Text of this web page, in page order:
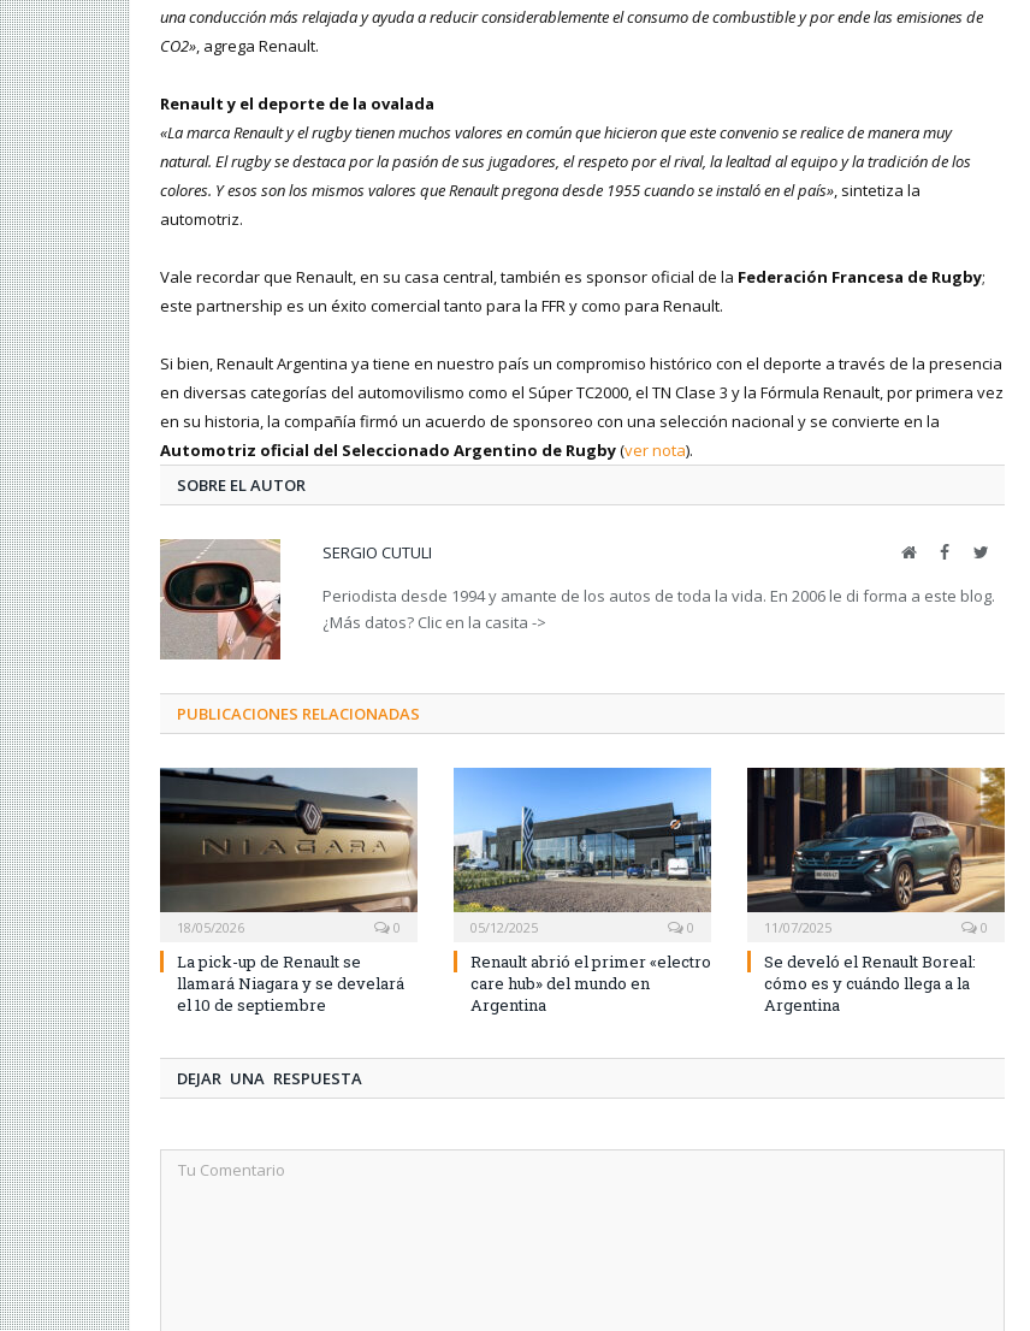
una conducción más relajada y ayuda a reducir considerablemente el consumo de combustible y por ende las emisiones de
CO2» , agrega Renault.
Renault y el deporte de la ovalada
«La marca Renault y el rugby tienen muchos valores en común que hicieron que este convenio se realice de manera muy
natural. El rugby se destaca por la pasión de sus jugadores, el respeto por el rival, la lealtad al equipo y la tradición de los
colores. Y esos son los mismos valores que Renault pregona desde 1955 cuando se instaló en el país», sintetiza la
automotriz.
Vale recordar que Renault, en su casa central, también es sponsor oficial de la Federación Francesa de Rugby;
este partnership es un éxito comercial tanto para la FFR y como para Renault.
Si bien, Renault Argentina ya tiene en nuestro país un compromiso histórico con el deporte a través de la presencia
en diversas categorías del automovilismo como el Súper TC2000, el TN Clase 3 y la Fórmula Renault, por primera vez
en su historia, la compañía firmó un acuerdo de sponsoreo con una selección nacional y se convierte en la
Automotriz oficial del Seleccionado Argentino de Rugby(ver nota).
SOBRE EL AUTOR
SERGIO CUTULI Web FacebookTwitter
Periodista desde 1994 y amante de los autos de toda la vida. En 2006 le di forma a este blog.
¿Más datos? Clic en la casita ->
PUBLICACIONES RELACIONADAS
18/05/2026 0
La pick-up de Renault se
llamará Niagara y se develará
el 10 de septiembre
05/12/2025 0
Renault abrió el primer «electro
care hub» del mundo en
Argentina
11/07/2025 0
Se develó el Renault Boreal:
cómo es y cuándo llega a la
Argentina
DEJAR UNA RESPUESTA